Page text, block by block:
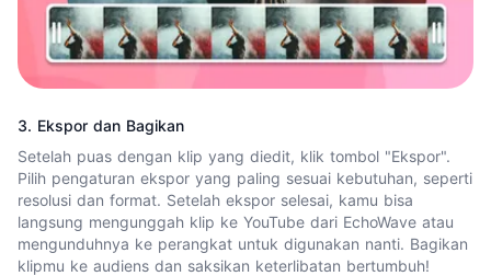
3. Ekspor dan Bagikan
Setelah puas dengan klip yang diedit, klik tombol "Ekspor".
Pilih pengaturan ekspor yang paling sesuai kebutuhan, seperti
resolusi dan format. Setelah ekspor selesai, kamu bisa
langsung mengunggah klip ke YouTube dari EchoWave atau
mengunduhnya ke perangkat untuk digunakan nanti. Bagikan
klipmu ke audiens dan saksikan keterlibatan bertumbuh!